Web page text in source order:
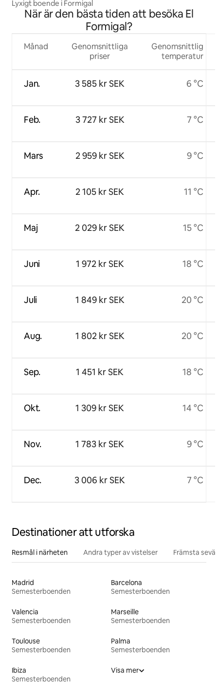
Lyxigt boende i Formigal
När är den bästa tiden att besöka El
Formigal?
Månad
Jan.
Feb.
Mars
Apr.
Maj
Juni
Juli
Aug.
Sep.
Okt.
Nov.
Dec.
Genomsnittliga
priser
3 585 kr SEK
3 727 kr SEK
2 959 kr SEK
2 105 kr SEK
2 029 kr SEK
1 972 kr SEK
1 849 kr SEK
1 802 kr SEK
1 451 kr SEK
1 309 kr SEK
1 783 kr SEK
3 006 kr SEK
Genomsnittlig
temperatur
6 °C
7 °C
9 °C
11 °C
15 °C
18 °C
20 °C
20 °C
18 °C
14 °C
9 °C
7 °C
Destinationer att utforska
Resmål i närheten Andra typer av vistelser Främsta
Madrid
Semesterboenden
Barcelona
Semesterboenden
Valencia
Semesterboenden
Marseille
Semesterboenden
Toulouse
Semesterboenden
Palma
Semesterboenden
Ibiza
Semesterboenden
Visa mer